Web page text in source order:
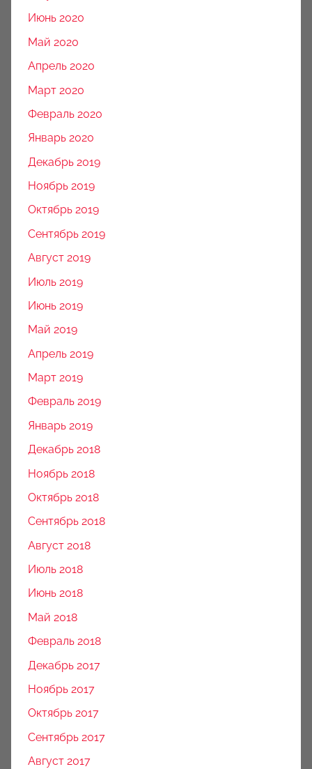
Июнь 2020
Май 2020
Апрель 2020
Март 2020
Февраль 2020
Январь 2020
Декабрь 2019
Ноябрь 2019
Октябрь 2019
Сентябрь 2019
Август 2019
Июль 2019
Июнь 2019
Май 2019
Апрель 2019
Март 2019
Февраль 2019
Январь 2019
Декабрь 2018
Ноябрь 2018
Октябрь 2018
Сентябрь 2018
Август 2018
Июль 2018
Июнь 2018
Май 2018
Февраль 2018
Декабрь 2017
Ноябрь 2017
Октябрь 2017
Сентябрь 2017
Август 2017